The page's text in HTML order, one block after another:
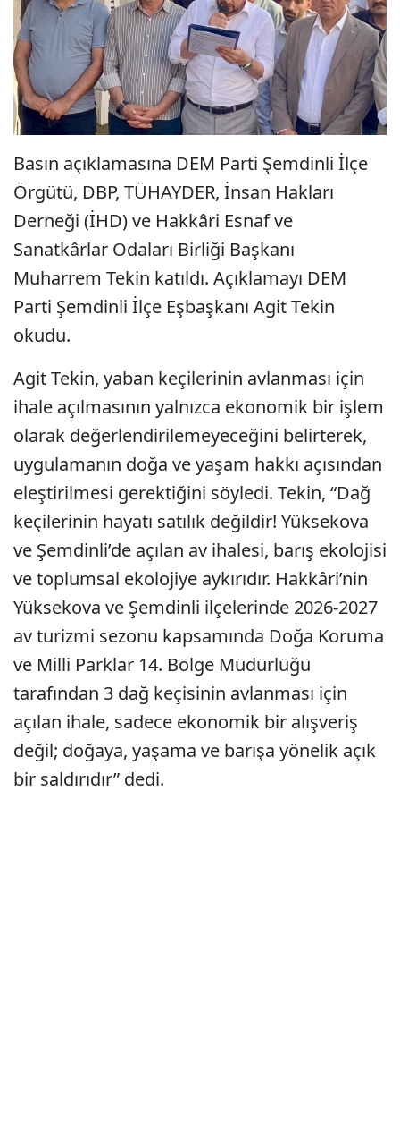
Basın açıklamasına DEM Parti Şemdinli İlçe
Örgütü, DBP, TÜHAYDER, İnsan Hakları
Derneği (İHD) ve Hakkâri Esnaf ve
Sanatkârlar Odaları Birliği Başkanı
Muharrem Tekin katıldı. Açıklamayı DEM
Parti Şemdinli İlçe Eşbaşkanı Agit Tekin
okudu.
Agit Tekin, yaban keçilerinin avlanması için
ihale açılmasının yalnızca ekonomik bir işlem
olarak değerlendirilemeyeceğini belirterek,
uygulamanın doğa ve yaşam hakkı açısından
eleştirilmesi gerektiğini söyledi. Tekin, “Dağ
keçilerinin hayatı satılık değildir! Yüksekova
ve Şemdinli’de açılan av ihalesi, barış ekolojisi
ve toplumsal ekolojiye aykırıdır. Hakkâri’nin
Yüksekova ve Şemdinli ilçelerinde 2026-2027
av turizmi sezonu kapsamında Doğa Koruma
ve Milli Parklar 14. Bölge Müdürlüğü
tarafından 3 dağ keçisinin avlanması için
açılan ihale, sadece ekonomik bir alışveriş
değil; doğaya, yaşama ve barışa yönelik açık
bir saldırıdır” dedi.